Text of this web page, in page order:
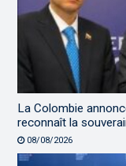
La Colombie
reconnaît la
08/08/2026